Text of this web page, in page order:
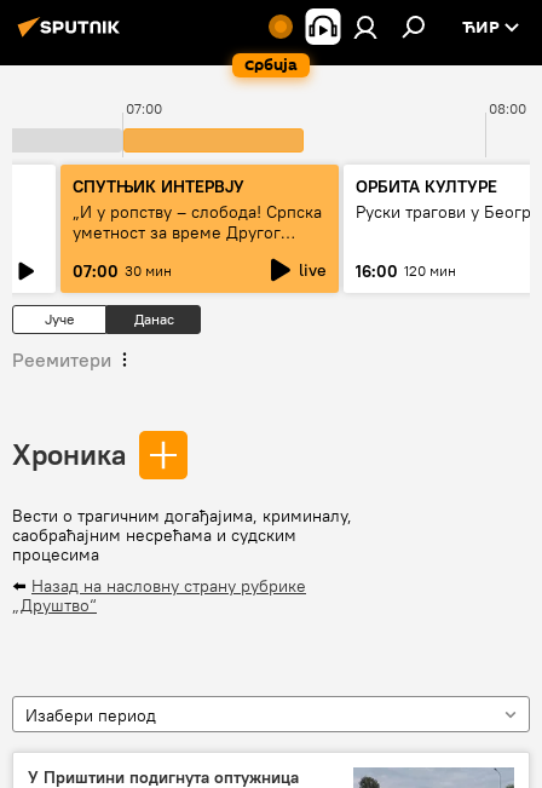
Србија
ЋИР
07:00 08:00
СПУТЊИК ИНТЕРВЈУ
„И у ропству – слобода! Српска
уметност за време Другог
07:00 30 мин live
ОРБИТА КУЛТУРЕ
Руски трагови у
16:00 120 мин
Јуче Данас
Реемитери
Хроника
Вести о трагичним догађајима, криминалу,
саобраћајним несрећама и судским
процесима
⬅️ Назад на насловну страну рубрике
„Друштво“
Изабери период
У Приштини подигнута оптужница